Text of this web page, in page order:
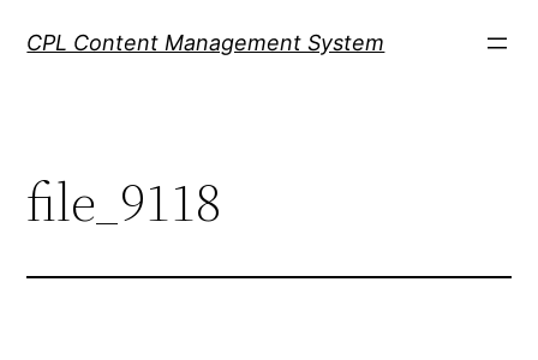
CPL Content Management System
file_9118